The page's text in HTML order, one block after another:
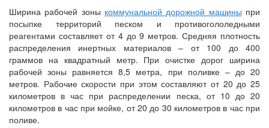
Ширина рабочей зоны коммунальной дорожной машины при
посыпке территорий песком и противогололедными
реагентами составляет от 4 до 9 метров. Средняя плотность
распределения инертных материалов – от 100 до 400
граммов на квадратный метр. При очистке дорог ширина
рабочей зоны равняется 8,5 метра, при поливке – до 20
метров. Рабочие скорости при этом составляют от 20 до 25
километров в час при распределении песка, от 10 до 20
километров в час при мойке, от 20 до 30 километров в час при
поливе.